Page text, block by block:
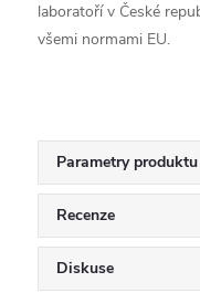
laboratoří v České
všemi normami EU.
Parametry produktu
Recenze
Diskuse